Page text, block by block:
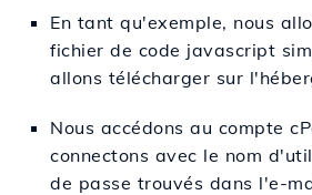
En tant qu'exemple, nous
fichier de code javascript
allons télécharger sur
Nous accédons au compte
connectons avec le nom
de passe trouvés dans l'e-